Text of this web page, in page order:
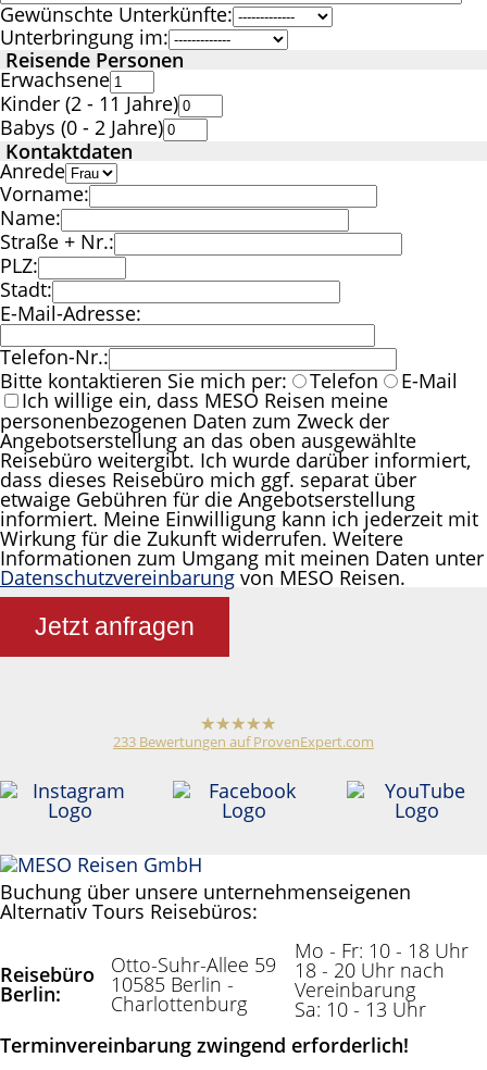
Gewünschte Unterkünfte:
Unterbringung im:
Reisende Personen
Erwachsene
Kinder (2 - 11 Jahre)
Babys (0 - 2 Jahre)
Kontaktdaten
Anrede
Vorname:
Name:
Straße + Nr.:
PLZ:
Stadt:
E-Mail-Adresse:
Telefon-Nr.:
Bitte kontaktieren Sie mich per:
Telefon E-Mail
Ich willige ein, dass MESO Reisen meine
personenbezogenen Daten zum Zweck der
Angebotserstellung an das oben ausgewählte
Reisebüro weitergibt. Ich wurde darüber informiert,
dass dieses Reisebüro mich ggf. separat über
etwaige Gebühren für die Angebotserstellung
informiert. Meine Einwilligung kann ich jederzeit mit
Wirkung für die Zukunft widerrufen. Weitere
Informationen zum Umgang mit meinen Daten unter
Datenschutzvereinbarung von MESO Reisen.
Jetzt anfragen
Meso Reisen Reiseveranstalter /
hat4,79
Sternen
233 Bewertungen auf ProvenExpert.com
Buchung über unsere unternehmenseigenen
Alternativ Tours Reisebüros:
Reisebüro
Berlin:
Otto-Suhr-Allee 59
10585 Berlin -
Charlottenburg
Mo - Fr: 10 - 18 Uhr
18 - 20 Uhr nach
Vereinbarung
Sa: 10 - 13 Uhr
Terminvereinbarung zwingend erforderlich!